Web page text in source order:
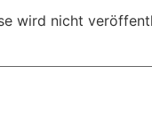
wird nicht